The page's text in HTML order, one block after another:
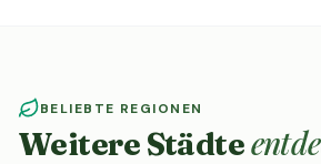
BELIEBTE REGIONEN
Weitere Städte